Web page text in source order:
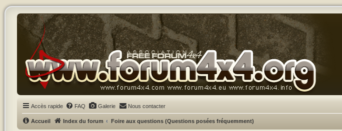
Accès rapide FAQ Galerie Nous contacter
Accueil Index du forum Foire aux questions (Questions posées fréquemment)